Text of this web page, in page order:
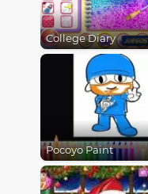
College Diary
Pocoyo Paint